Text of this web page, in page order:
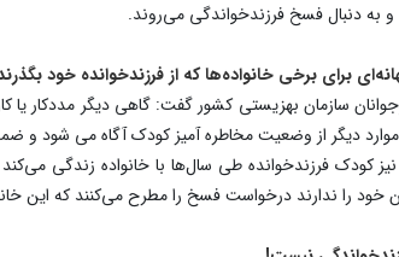
و به دنبال فسخ فرزندخواندگی می‌روند.
برای برخی خانواده‌ها که از فرزندخوانده خود
سازمان بهزیستی کشور گفت: گاهی دیگر مددکار
نیز کودک فرزندخوانده طی سال‌ها با خانواده زندگی
خود را ندارند درخواست فسخ را مطرح می‌کنند که